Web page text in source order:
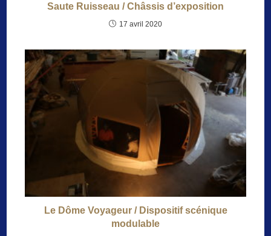
Saute Ruisseau / Châssis d’exposition
17 avril 2020
Le Dôme Voyageur / Dispositif scénique
modulable